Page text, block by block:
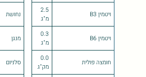
ויטמין B3
2.5
מ"ג
נחושת
ויטמין B6
0.3
מ"ג
מנגן
חומצה פולית
0.0
מק"ג
סלניום